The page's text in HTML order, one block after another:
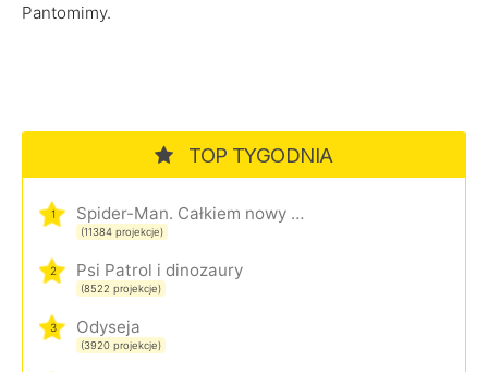
Pantomimy.
TOP TYGODNIA
1 Spider-Man. Całkiem nowy dzień
(11384 projekcje)
2 Psi Patrol i dinozaury
(8522 projekcje)
3 Odyseja
(3920 projekcje)